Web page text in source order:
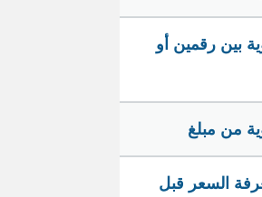
بين رقمين أو
من مبلغ
السعر قبل